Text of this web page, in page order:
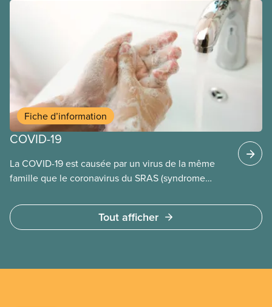
Fiche d’information
COVID-19
La COVID-19 est causée par un virus de la même
famille que le coronavirus du SRAS (syndrome
Tout afficher